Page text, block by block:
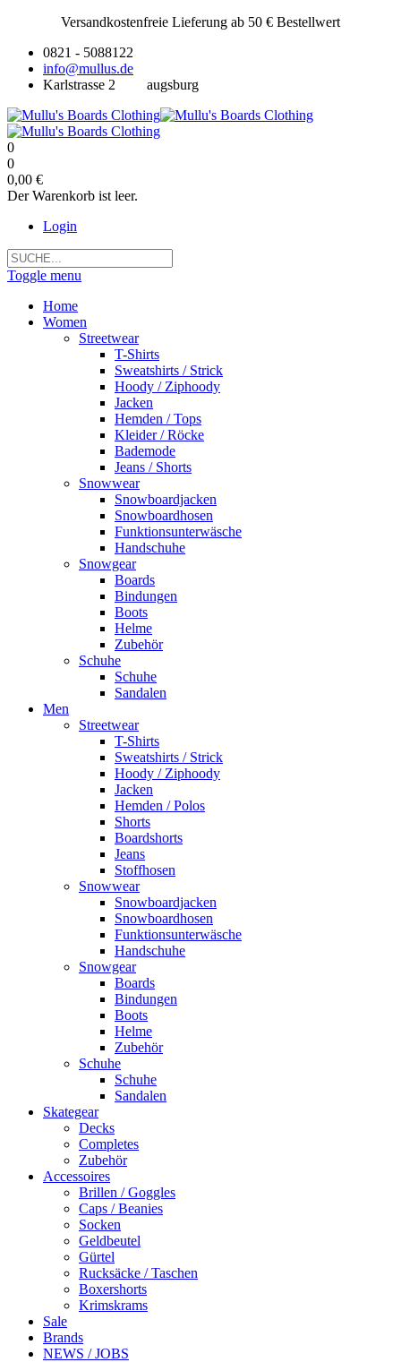
Versandkostenfreie Lieferung ab 50 € Bestellwert
0821 - 5088122
info@mullus.de
Karlstrasse 2
augsburg
0
0
0,00 €
Der Warenkorb ist leer.
Login
Toggle menu
Home
Women
Streetwear
T-Shirts
Sweatshirts / Strick
Hoody / Ziphoody
Jacken
Hemden / Tops
Kleider / Röcke
Bademode
Jeans / Shorts
Snowwear
Snowboardjacken
Snowboardhosen
Funktionsunterwäsche
Handschuhe
Snowgear
Boards
Bindungen
Boots
Helme
Zubehör
Schuhe
Schuhe
Sandalen
Men
Streetwear
T-Shirts
Sweatshirts / Strick
Hoody / Ziphoody
Jacken
Hemden / Polos
Shorts
Boardshorts
Jeans
Stoffhosen
Snowwear
Snowboardjacken
Snowboardhosen
Funktionsunterwäsche
Handschuhe
Snowgear
Boards
Bindungen
Boots
Helme
Zubehör
Schuhe
Schuhe
Sandalen
Skategear
Decks
Completes
Zubehör
Accessoires
Brillen / Goggles
Caps / Beanies
Socken
Geldbeutel
Gürtel
Rucksäcke / Taschen
Boxershorts
Krimskrams
Sale
Brands
NEWS / JOBS